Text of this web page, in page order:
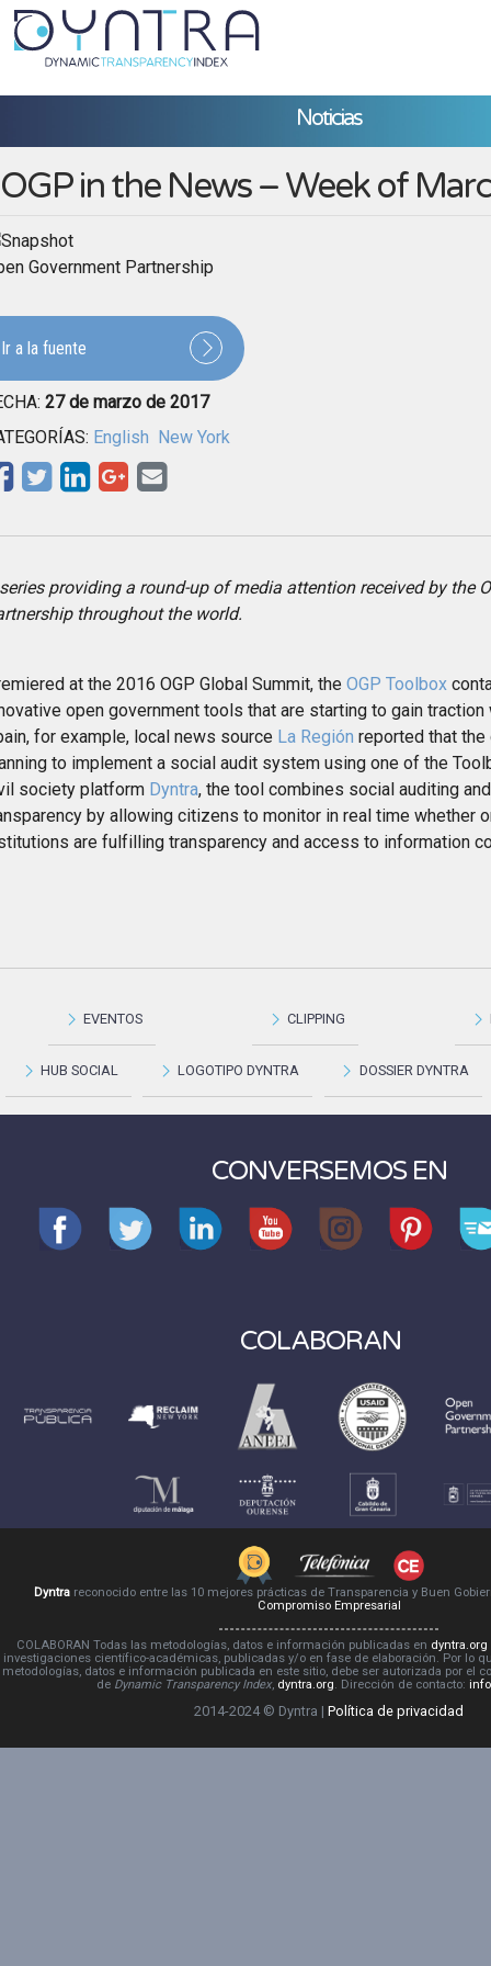
Noticias
EVENTOS CLIPPING
HUB SOCIAL LOGOTIPO DYNTRA DOSSIER DYNTRA
OGP in the News – Week of
Government Partnership
Ir a la fuente
27 de marzo de 2017
English New York
providing a round-up of media attention received by the
throughout the world.
at the 2016 OGP Global Summit, the OGP Toolbox
open government tools that are starting to gain traction
for example, local news source La Región reported that the
to implement a social audit system using one of the
society platform Dyntra, the tool combines social auditing
by allowing citizens to monitor in real time whether
are fulfilling transparency and access to information
CONVERSEMOS EN
COLABORAN
Dyntrareconocido entre las 10 mejores prácticas de Transparencia y Buen
Compromiso Empresarial
COLABORAN Todas las metodologías, datos e información publicadas en dyntra.org
investigaciones científico-académicas, publicadas y/o en fase de elaboración. Por lo
metodologías, datos e información publicada en este sitio, debe ser autorizada por el
de Dynamic Transparency Index, dyntra.org. Dirección de contacto:
2014-2024 © Dyntra | Política de privacidad